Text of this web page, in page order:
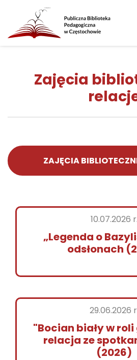
Zajęcia
ZAJĘCIA
10.07.2026 r.
„Legenda o
odsłonach
29.06.2026
"Bocian biały w roli
relacja ze
(2026)